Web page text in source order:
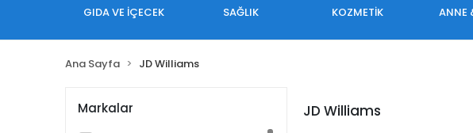
GIDA VE İÇECEK SAĞLIK KOZMETİK ANNE
Ana Sayfa JD Williams
Markalar JD Williams